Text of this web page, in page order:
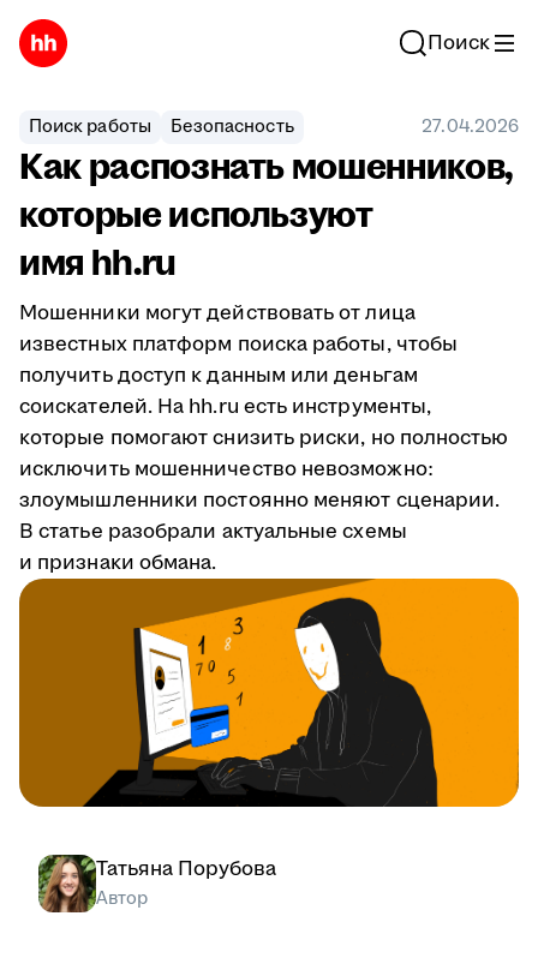
Поиск
Поиск работы Безопасность 27.04.2026
Как распознать мошенников,
которые используют
имя hh.ru
Мошенники могут действовать от лица
известных платформ поиска работы, чтобы
получить доступ к данным или деньгам
соискателей. На hh.ru есть инструменты,
которые помогают снизить риски, но полностью
исключить мошенничество невозможно:
злоумышленники постоянно меняют сценарии.
В статье разобрали актуальные схемы
и признаки обмана.
Татьяна Порубова
Автор